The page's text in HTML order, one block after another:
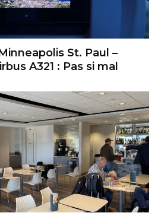
St. Paul –
A321 : Pas si mal